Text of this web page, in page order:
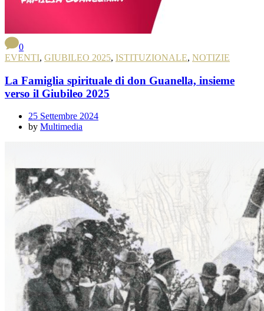
0
EVENTI, GIUBILEO 2025, ISTITUZIONALE, NOTIZIE
La Famiglia spirituale di don Guanella, insieme
verso il Giubileo 2025
25 Settembre 2024
by Multimedia